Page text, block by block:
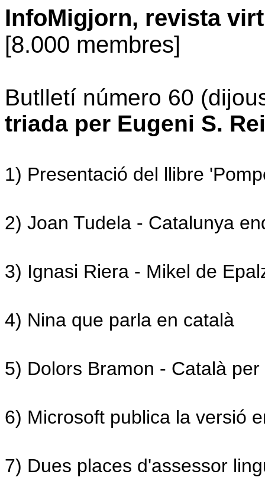
InfoMigjorn, revista
[8.000 membres]
Butlletí número 60
triada per Eugeni S.
1) Presentació del llibre
2) Joan Tudela - Catalunya
3) Ignasi Riera - Mikel de
4) Nina que parla en català
5) Dolors Bramon - Català
6) Microsoft publica la versió
7) Dues places d'assessor